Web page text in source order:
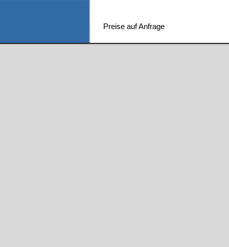
Preise auf Anfrage